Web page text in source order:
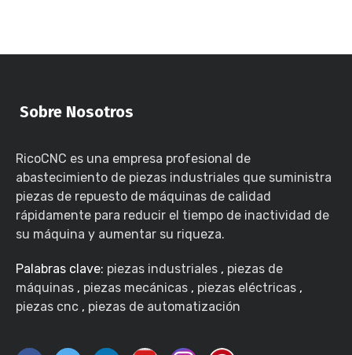
Sobre Nosotros
RicoCNC es una empresa profesional de
abastecimiento de piezas industriales que suministra
piezas de repuesto de máquinas de calidad
rápidamente para reducir el tiempo de inactividad de
su máquina y aumentar su riqueza.
Palabras clave: piezas industriales , piezas de
máquinas , piezas mecánicas , piezas eléctricas ,
piezas cnc , piezas de automatización